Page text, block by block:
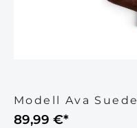
Modell Ava Suede
89,99 €*